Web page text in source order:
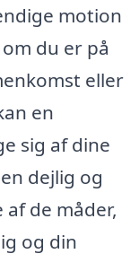
motion
du er på
eller
en
sig af dine
dejlig og
de måder,
og din